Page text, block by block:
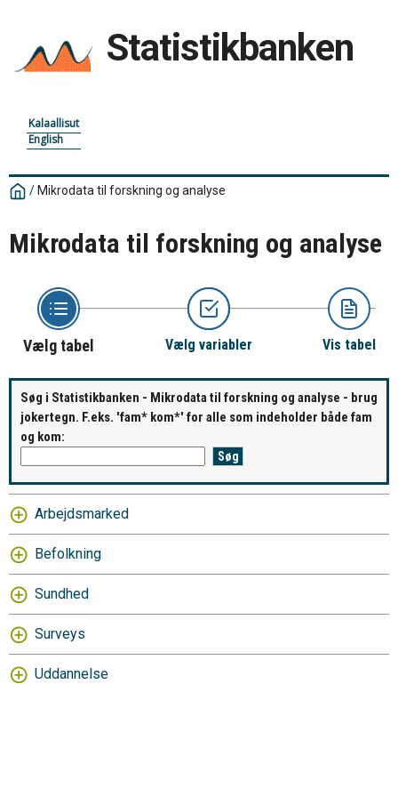
Statistikbanken
Kalaallisut
English
/ Mikrodata til forskning og analyse
Mikrodata til forskning og analyse
Vælg tabel Vælg variabler Vis tabel
Søg i Statistikbanken - Mikrodata til forskning og analyse - brug
jokertegn. F.eks. 'fam* kom*' for alle som indeholder både fam
og kom:
Arbejdsmarked
Befolkning
Sundhed
Surveys
Uddannelse